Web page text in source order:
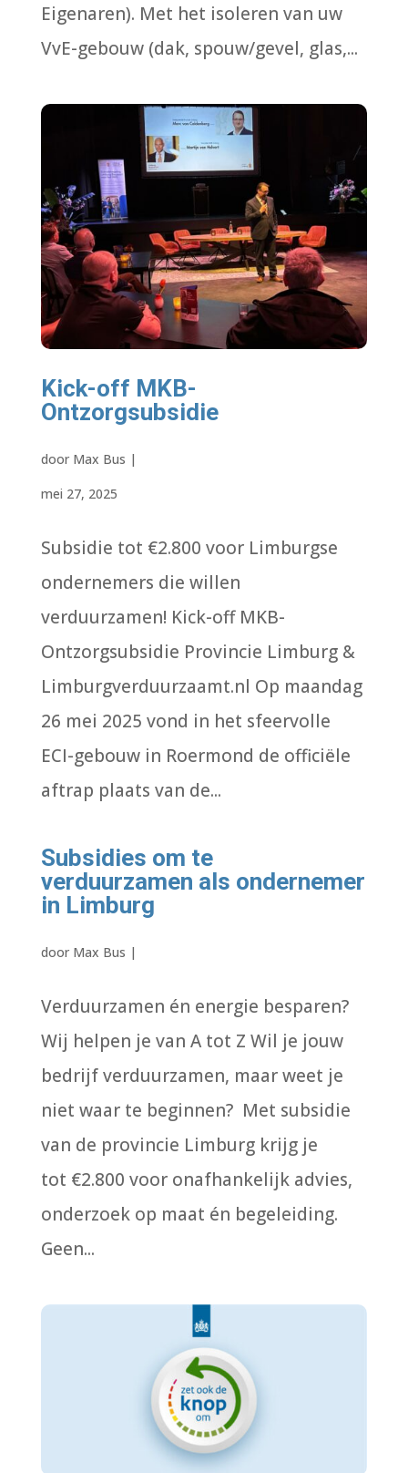
Eigenaren). Met het isoleren van uw
VvE-gebouw (dak, spouw/gevel, glas,...
Kick-off MKB-
Ontzorgsubsidie
door Max Bus |
mei 27, 2025
Subsidie tot €2.800 voor Limburgse
ondernemers die willen
verduurzamen! Kick-off MKB-
Ontzorgsubsidie Provincie Limburg &
Limburgverduurzaamt.nl Op maandag
26 mei 2025 vond in het sfeervolle
ECI-gebouw in Roermond de officiële
aftrap plaats van de...
Subsidies om te
verduurzamen als ondernemer
in Limburg
door Max Bus |
Verduurzamen én energie besparen?
Wij helpen je van A tot Z Wil je jouw
bedrijf verduurzamen, maar weet je
niet waar te beginnen? Met subsidie
van de provincie Limburg krijg je
tot €2.800 voor onafhankelijk advies,
onderzoek op maat én begeleiding.
Geen...